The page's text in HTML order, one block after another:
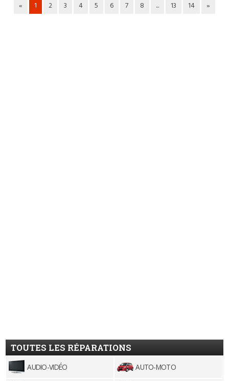
« 1 2 3 4 5 6 7 8 ... 13 14 »
TOUTES LES RÉPARATIONS
AUDIO-VIDÉO AUTO-MOTO